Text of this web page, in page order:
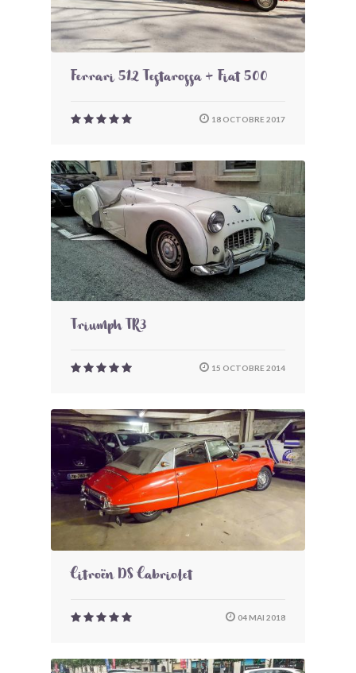
Ferrari 512 Testarossa + Fiat 500
18 OCTOBRE 2017
Triumph TR3
15 OCTOBRE 2014
Citroën DS Cabriolet
04 MAI 2018